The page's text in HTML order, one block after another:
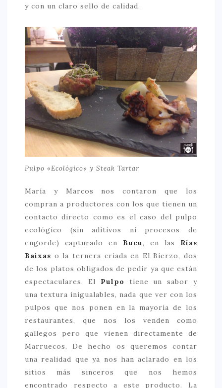
y con un claro sello de calidad.
Pulpo «Ecológico» y Steak Tartar
María y Marcos nos contaron que los
compran a productores con los que tienen un
contacto directo como es el caso del pulpo
ecológico (sin aditivos ni procesos de
engorde) capturado en Bueu, en las Rías
Baixas o la ternera criada en El Bierzo, dos
de los platos obligados de pedir ya que están
espectaculares. El Pulpo tiene un sabor y
una textura inigualables, nada que ver con los
pulpos que nos ponen en la mayoría de los
restaurantes, que nos los venden como
gallegos pero que vienen directamente de
Marruecos. De hecho os queremos contar
una realidad que ya nos han aclarado en los
sitios más sinceros que nos hemos
encontrado respecto a este producto. La